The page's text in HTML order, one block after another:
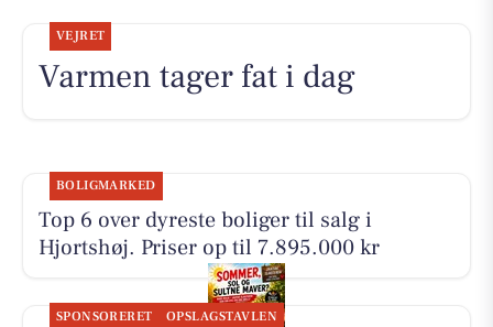
VEJRET
Varmen tager fat i dag
BOLIGMARKED
Top 6 over dyreste boliger til salg i
Hjortshøj. Priser op til 7.895.000 kr
SPONSORERET OPSLAGSTAVLEN